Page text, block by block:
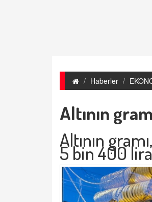
Haberler
Altının
Altının
5 bin 400